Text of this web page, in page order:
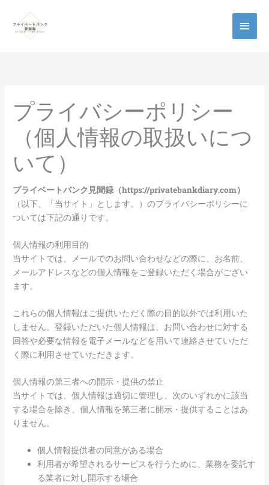
メ
イ
ュ
プライバシーポリシー
（個人情報の取扱いにつ
いて）
プライベートバンク見聞録（https://privatebankdiary.com）
（以下、「当サイト」とします。）のプライバシーポリシーに
ついては下記の通りです。
個人情報の利用目的
当サイトでは、メールでのお問い合わせなどの際に、お名前、
メールアドレスなどの個人情報をご登録いただく場合がござい
ます。
これらの個人情報はご提供いただく際の目的以外では利用いた
しません。登録いただいた個人情報は、お問い合わせに対する
回答や必要な情報を電子メールなどを用いて連絡させていただ
く際に利用させていただきます。
個人情報の第三者への開示・提供の禁止
当サイトでは、個人情報は適切に管理し、次のいずれかに該当
する場合を除き、個人情報を第三者に開示・提供することはあ
りません。
個人情報提供者の同意がある場合
利用者が希望されるサービスを行うために、業務を委託す
る業者に対し開示する場合